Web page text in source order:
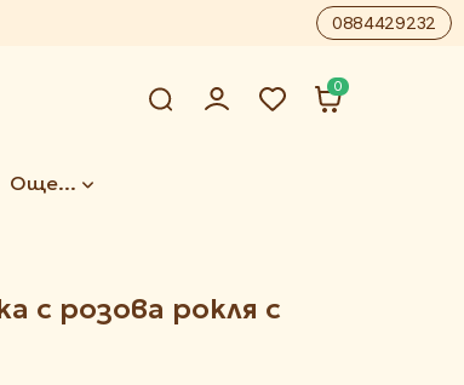
0884429232
0
Още...
с розова рокля с